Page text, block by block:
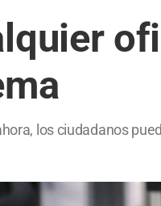
los ciudadanos